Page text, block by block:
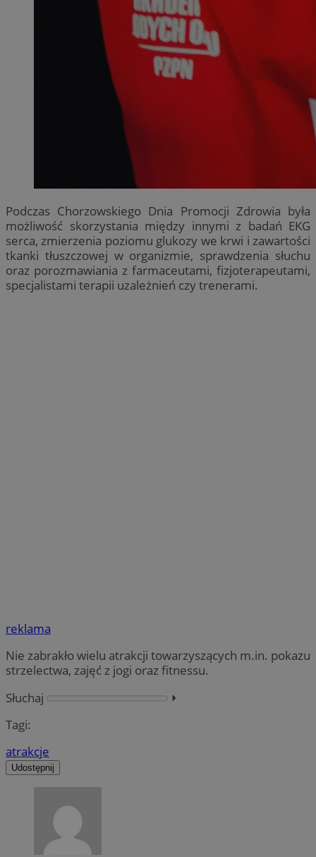
Podczas Chorzowskiego Dnia Promocji Zdrowia była
możliwość skorzystania między innymi z badań EKG
serca, zmierzenia poziomu glukozy we krwi i zawartości
tkanki tłuszczowej w organizmie, sprawdzenia słuchu
oraz porozmawiania z farmaceutami, fizjoterapeutami,
specjalistami terapii uzależnień czy trenerami.
reklama
Nie zabrakło wielu atrakcji towarzyszących m.in. pokazu
strzelectwa, zajęć z jogi oraz fitnessu.
Słuchaj
⏵︎
Tagi:
atrakcje
Udostępnij